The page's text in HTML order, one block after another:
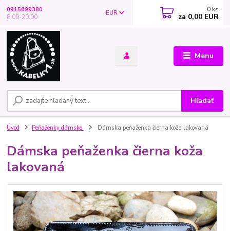
Menu
EUR
Hľadať
0915699380
8.00-20.00
0 ks
za 0,00 EUR
Úvod Peňaženky dámske Dámska peňaženka čierna koža lakovaná
Dámska peňaženka čierna koža
lakovaná